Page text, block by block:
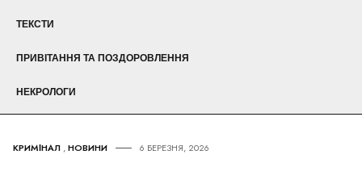
ТЕКСТИ
ПРИВІТАННЯ ТА ПОЗДОРОВЛЕННЯ
НЕКРОЛОГИ
КРИМІНАЛ ,НОВИНИ 6 БЕРЕЗНЯ, 2026